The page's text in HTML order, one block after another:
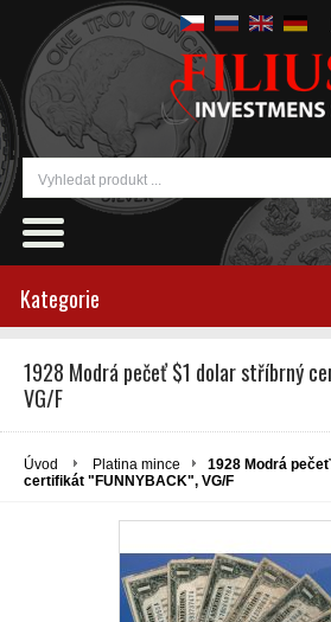
Kategorie
1928 Modrá pečeť $1 dolar stříbrný
VG/F
Úvod Platina mince
1928 Modrá
certifikát "FUNNYBACK", VG/F